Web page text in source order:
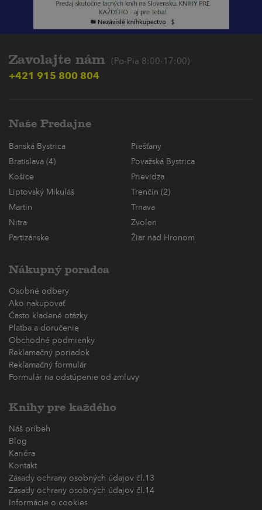
Zavolajte nám (Po-Pia 8:00-17:00)
+421 915 800 804
Naše Predajne
Banská Bystrica
Piešťany
Bratislava (4)
Považská Bystrica
Košice
Prievidza
Liptovský Mikuláš
Trenčín (2)
Martin
Trnava
Nitra
Zvolen
Partizánske
Žiar nad Hronom
Nákupný poradca
Osobné odbery
Ako nakupovať
Často kladené otázky
Platba a doručenie
Obchodné podmienky
Reklamačný poriadok
Reklamačný formulár
Formulár na odstúpenie od zmluvy
Knihy pre každého
Náš príbeh
Blog
Kariéra
Kontakt
Zásady ochrany osobných údajov čl.13
Zásady ochrany osobných údajov čl.14
Informácie o cookies